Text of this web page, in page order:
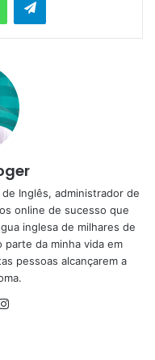
Inglês, administrador de
online de sucesso que
inglesa de milhares de
da minha vida em
pessoas alcançarem a